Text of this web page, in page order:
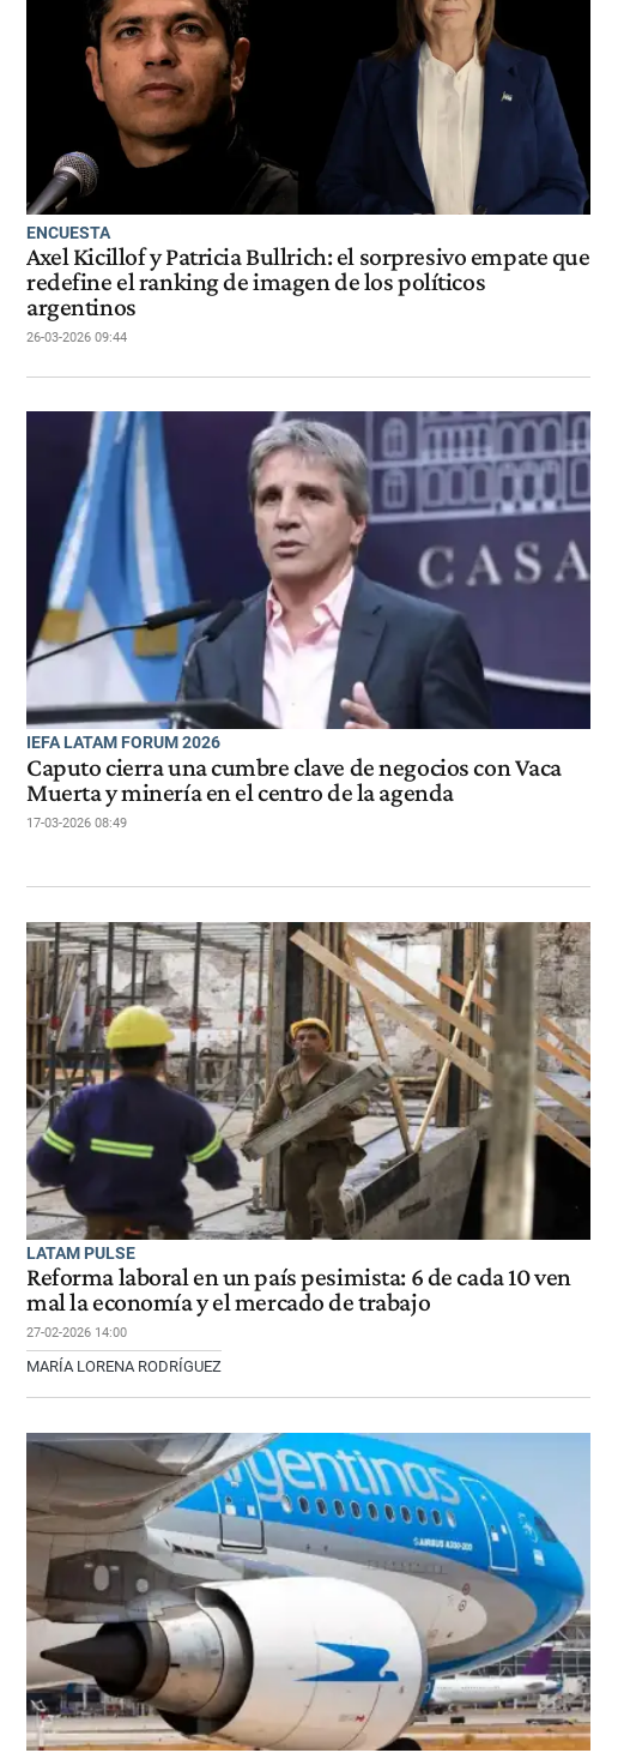
ENCUESTA
Axel Kicillof y Patricia Bullrich: el sorpresivo empate que
redefine el ranking de imagen de los políticos
argentinos
26-03-2026 09:44
IEFA LATAM FORUM 2026
Caputo cierra una cumbre clave de negocios con Vaca
Muerta y minería en el centro de la agenda
17-03-2026 08:49
LATAM PULSE
Reforma laboral en un país pesimista: 6 de cada 10 ven
mal la economía y el mercado de trabajo
27-02-2026 14:00
MARÍA LORENA RODRÍGUEZ